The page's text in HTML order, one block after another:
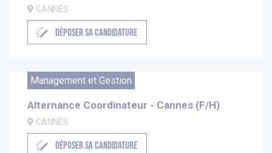
CANNES
DÉPOSER SA CANDIDATURE
Management et Gestion
Alternance Coordinateur - Cannes (F/H)
CANNES
DÉPOSER SA CANDIDATURE